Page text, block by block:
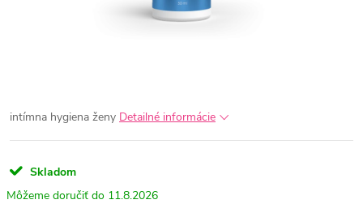
intímna hygiena ženy Detailné informácie
Skladom
11.8.2026